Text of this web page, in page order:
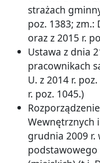
strażach
poz. 1383; zm.:
oraz z 2015 r.
Ustawa z dnia
pracownikach
U. z 2014 r.
r. poz. 1045.)
Wewnętrznych
grudnia 2009 r.